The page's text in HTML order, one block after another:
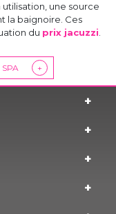
utilisation, une source
la baignoire. Ces
du prix jacuzzi
SPA +